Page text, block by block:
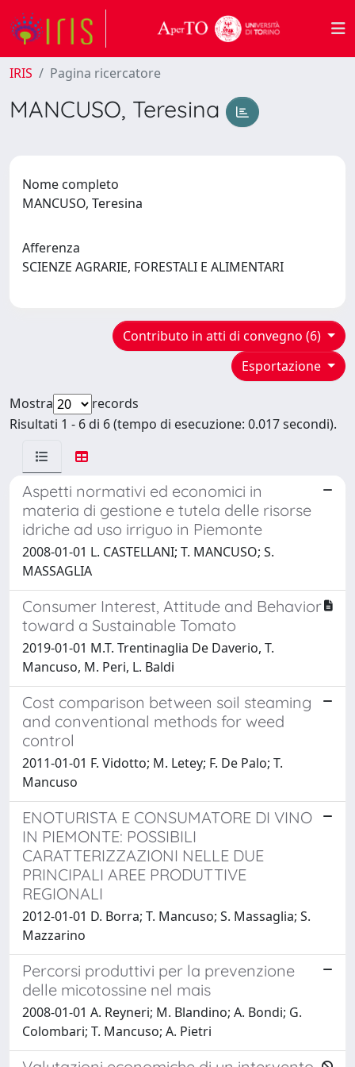
IRIS Pagina ricercatore
MANCUSO, Teresina
Nome completo
MANCUSO, Teresina
Afferenza
SCIENZE AGRARIE, FORESTALI E ALIMENTARI
Contributo in atti di convegno (6)
Esportazione
Mostra
records
Risultati 1 - 6 di 6 (tempo di esecuzione: 0.017 secondi).
Aspetti normativi ed economici in
materia di gestione e tutela delle risorse
idriche ad uso irriguo in Piemonte
2008-01-01 L. CASTELLANI; T. MANCUSO; S.
MASSAGLIA
Consumer Interest, Attitude and Behavior
toward a Sustainable Tomato
2019-01-01 M.T. Trentinaglia De Daverio, T.
Mancuso, M. Peri, L. Baldi
Cost comparison between soil steaming
and conventional methods for weed
control
2011-01-01 F. Vidotto; M. Letey; F. De Palo; T.
Mancuso
ENOTURISTA E CONSUMATORE DI VINO
IN PIEMONTE: POSSIBILI
CARATTERIZZAZIONI NELLE DUE
PRINCIPALI AREE PRODUTTIVE
REGIONALI
2012-01-01 D. Borra; T. Mancuso; S. Massaglia; S.
Mazzarino
Percorsi produttivi per la prevenzione
delle micotossine nel mais
2008-01-01 A. Reyneri; M. Blandino; A. Bondi; G.
Colombari; T. Mancuso; A. Pietri